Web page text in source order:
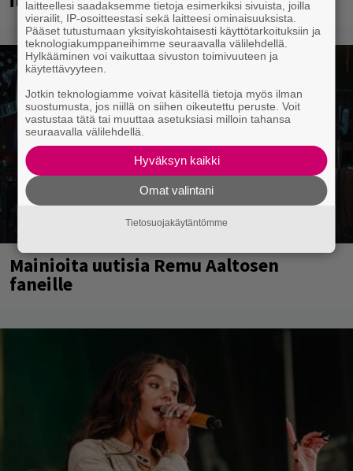
Mainioita uutisia Remu Aaltosen
faneille
laitteellesi saadaksemme tietoja esimerkiksi sivuista, joilla
vierailit, IP-osoitteestasi sekä laitteesi ominaisuuksista.
Pääset tutustumaan yksityiskohtaisesti käyttötarkoituksiin ja
teknologiakumppaneihimme seuraavalla välilehdellä.
Hylkääminen voi vaikuttaa sivuston toimivuuteen ja
käytettävyyteen.
Jotkin teknologiamme voivat käsitellä tietoja myös ilman
suostumusta, jos niillä on siihen oikeutettu peruste. Voit
vastustaa tätä tai muuttaa asetuksiasi milloin tahansa
seuraavalla välilehdellä.
Hyväksyn kaikki
Omat valintani
Tietosuojakäytäntömme